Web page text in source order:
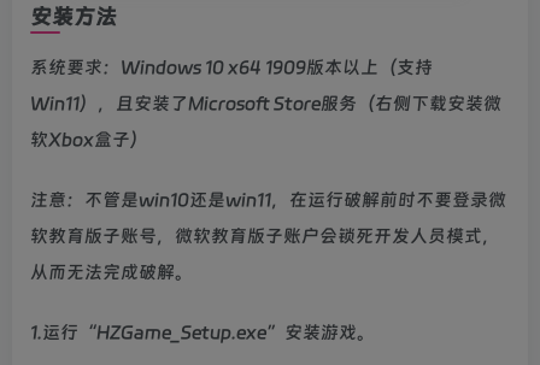
安装方法
系统要求：Windows 10 x64 1909版本以上（支持
Win11），且安装了Microsoft Store服务（右侧下载安装微
软Xbox盒子）
注意：不管是win10还是win11，在运行破解前时不要登录微
软教育版子账号，微软教育版子账户会锁死开发人员模式，
从而无法完成破解。
1.运行“HZGame_Setup.exe”安装游戏。